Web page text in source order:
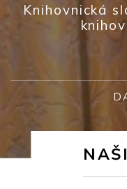
Knihovnická